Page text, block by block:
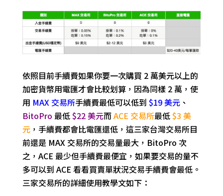
依照目前手續費如果你要一次購買 2 萬美元以上的
加密貨幣用電匯才會比較划算，因為同樣 2 萬，使
用 MAX 交易所手續費最低可以低到 $19 美元、
BitoPro 最低$22 美元而ACE 交易所最低$3 美
元，手續費都會比電匯還低，這三家台灣交易所目
前還是 MAX 交易所的交易量最大，BitoPro 次
之，ACE 最少但手續費最便宜，如果要交易的量不
多可以到 ACE 看看買賣單狀況交易手續費會最低。
三家交易所的詳細使用教學文如下：